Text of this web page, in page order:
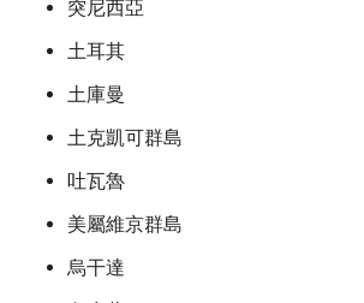
突尼西亞
土耳其
土庫曼
土克凱可群島
吐瓦魯
美屬維京群島
烏干達